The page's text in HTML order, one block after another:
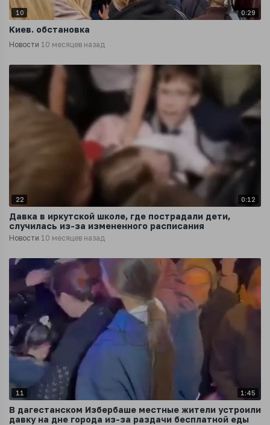
10 0:29
Киев. обстановка
Новости 10 месяцев назад
22 0:12
Давка в иркутской школе, где пострадали дети,
случилась из-за измененного расписания
Новости 10 месяцев назад
11 1:45
В дагестанском Избербаше местные жители устроили
давку на дне города из-за раздачи бесплатной еды